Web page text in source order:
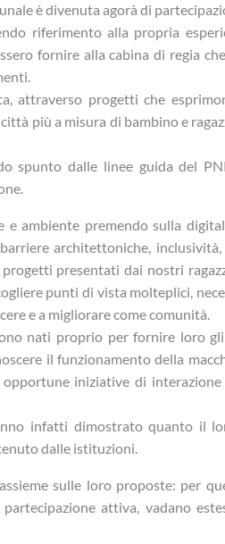
è divenuta agorà di
riferimento alla propria
fornire alla cabina di regia
attraverso progetti che
più a misura di bambino e
spunto dalle linee guida del
ambiente premendo sulla
architettoniche, inclusività,
presentati dai nostri
punti di vista molteplici,
e a migliorare come comunità.
nati proprio per fornire loro
il funzionamento della
iniziative di
infatti dimostrato quanto il
dalle istituzioni.
sulle loro proposte: per
attiva, vadano